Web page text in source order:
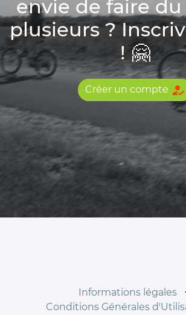
envie de faire du
plusieurs ?
! 🤗
Créer un compte how_to_reg
Informations légales
⋅
Conditions Générales